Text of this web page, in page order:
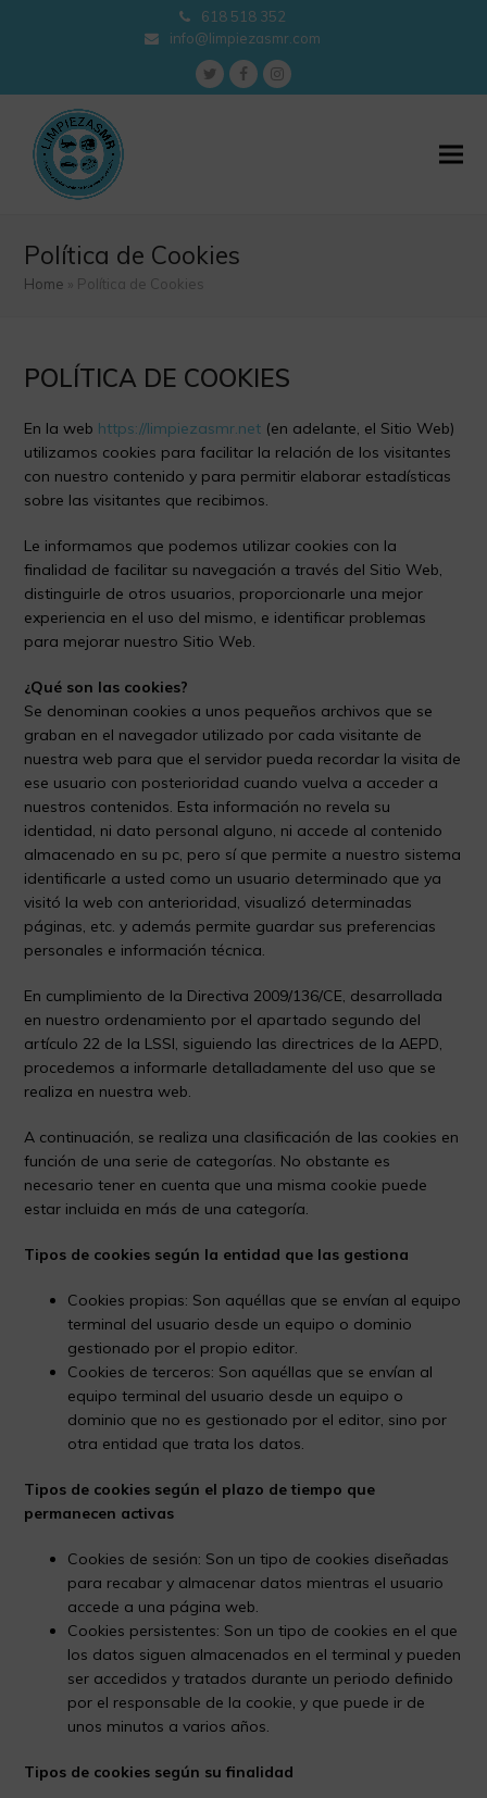
618 518 352
info@limpiezasmr.com
TwitterFacebookInstagram
Política de Cookies
Home » Política de Cookies
POLÍTICA DE COOKIES
En la web https://limpiezasmr.net (en adelante, el Sitio Web)
utilizamos cookies para facilitar la relación de los visitantes
con nuestro contenido y para permitir elaborar estadísticas
sobre las visitantes que recibimos.
Le informamos que podemos utilizar cookies con la
finalidad de facilitar su navegación a través del Sitio Web,
distinguirle de otros usuarios, proporcionarle una mejor
experiencia en el uso del mismo, e identificar problemas
para mejorar nuestro Sitio Web.
¿Qué son las cookies?
Se denominan cookies a unos pequeños archivos que se
graban en el navegador utilizado por cada visitante de
nuestra web para que el servidor pueda recordar la visita de
ese usuario con posterioridad cuando vuelva a acceder a
nuestros contenidos. Esta información no revela su
identidad, ni dato personal alguno, ni accede al contenido
almacenado en su pc, pero sí que permite a nuestro sistema
identificarle a usted como un usuario determinado que ya
visitó la web con anterioridad, visualizó determinadas
páginas, etc. y además permite guardar sus preferencias
personales e información técnica.
En cumplimiento de la Directiva 2009/136/CE, desarrollada
en nuestro ordenamiento por el apartado segundo del
artículo 22 de la LSSI, siguiendo las directrices de la AEPD,
procedemos a informarle detalladamente del uso que se
realiza en nuestra web.
A continuación, se realiza una clasificación de las cookies en
función de una serie de categorías. No obstante es
necesario tener en cuenta que una misma cookie puede
estar incluida en más de una categoría.
Tipos de cookies según la entidad que las gestiona
Cookies propias: Son aquéllas que se envían al equipo
terminal del usuario desde un equipo o dominio
gestionado por el propio editor.
Cookies de terceros: Son aquéllas que se envían al
equipo terminal del usuario desde un equipo o
dominio que no es gestionado por el editor, sino por
otra entidad que trata los datos.
Tipos de cookies según el plazo de tiempo que
permanecen activas
Cookies de sesión: Son un tipo de cookies diseñadas
para recabar y almacenar datos mientras el usuario
accede a una página web.
Cookies persistentes: Son un tipo de cookies en el que
los datos siguen almacenados en el terminal y pueden
ser accedidos y tratados durante un periodo definido
por el responsable de la cookie, y que puede ir de
unos minutos a varios años.
Tipos de cookies según su finalidad